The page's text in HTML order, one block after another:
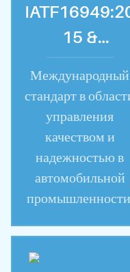
15 &
Международный
стандарт в
управления
качеством и
надежностью в
автомобильной